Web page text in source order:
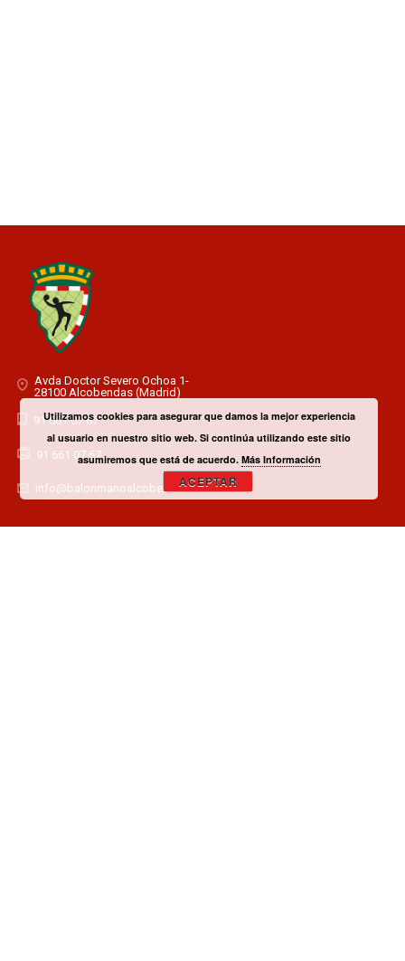
Avda Doctor Severo Ochoa 1-
28100 Alcobendas (Madrid)
91 661 07 67
91 661 07 67
info@balonmanoalcobendas.es
Utilizamos cookies para asegurar que damos la mejor experiencia
al usuario en nuestro sitio web. Si continúa utilizando este sitio
asumiremos que está de acuerdo. Más Información
ACEPTAR